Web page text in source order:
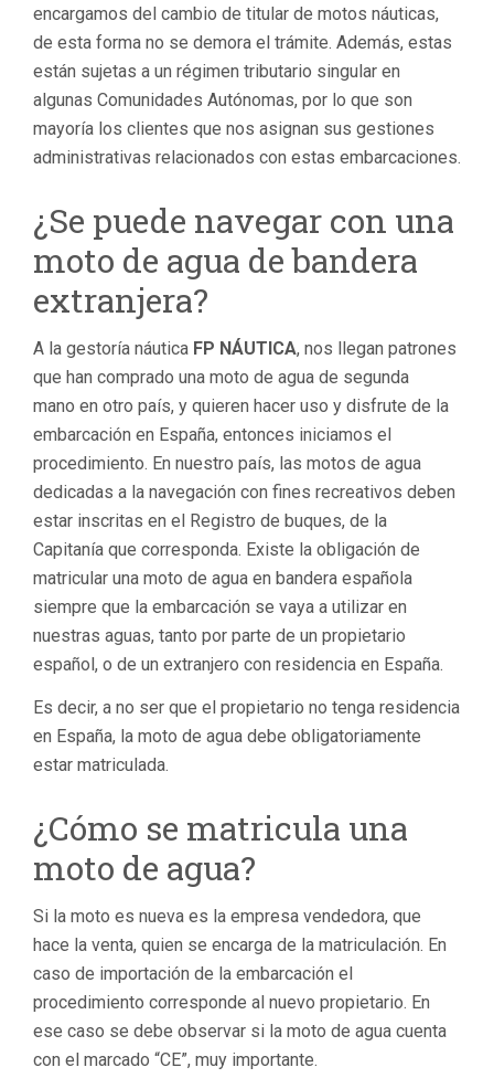
encargamos del cambio de titular de motos náuticas,
de esta forma no se demora el trámite. Además, estas
están sujetas a un régimen tributario singular en
algunas Comunidades Autónomas, por lo que son
mayoría los clientes que nos asignan sus gestiones
administrativas relacionados con estas embarcaciones.
¿Se puede navegar con una
moto de agua de bandera
extranjera?
A la gestoría náutica FP NÁUTICA, nos llegan patrones
que han comprado una moto de agua de segunda
mano en otro país, y quieren hacer uso y disfrute de la
embarcación en España, entonces iniciamos el
procedimiento. En nuestro país, las motos de agua
dedicadas a la navegación con fines recreativos deben
estar inscritas en el Registro de buques, de la
Capitanía que corresponda. Existe la obligación de
matricular una moto de agua en bandera española
siempre que la embarcación se vaya a utilizar en
nuestras aguas, tanto por parte de un propietario
español, o de un extranjero con residencia en España.
Es decir, a no ser que el propietario no tenga residencia
en España, la moto de agua debe obligatoriamente
estar matriculada.
¿Cómo se matricula una
moto de agua?
Si la moto es nueva es la empresa vendedora, que
hace la venta, quien se encarga de la matriculación. En
caso de importación de la embarcación el
procedimiento corresponde al nuevo propietario. En
ese caso se debe observar si la moto de agua cuenta
con el marcado “CE”, muy importante.